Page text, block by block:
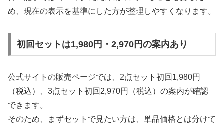
め、現在の表示を基準にした方が整理しやすくなります。
初回セットは1,980円・2,970円の案内あり
公式サイトの販売ページでは、2点セット初回1,980円
（税込）、3点セット初回2,970円（税込）の案内が確認
できます。
そのため、まずセットで見たい方は、単品価格とは分けて